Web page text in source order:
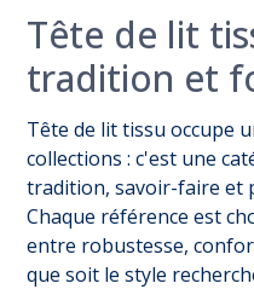
Tête de lit
tradition et
Tête de lit tissu occupe
collections : c'est une
tradition, savoir-faire et
Chaque référence est
entre robustesse,
que soit le style